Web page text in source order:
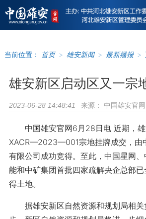
当前位置： 首页 > 雄安新闻 > 最新播报 >
雄安新区启动区又一宗
2023-06-28 14:48:41 来源： 中国雄安官网
中国雄安官网6月28日电 近期，雄
XACR—2023—001宗地挂牌成交，由
有限公司成功竞得。至此，中国星网
能和中矿集团首批四家疏解央企总部
得土地。
据雄安新区自然资源和规划局相关